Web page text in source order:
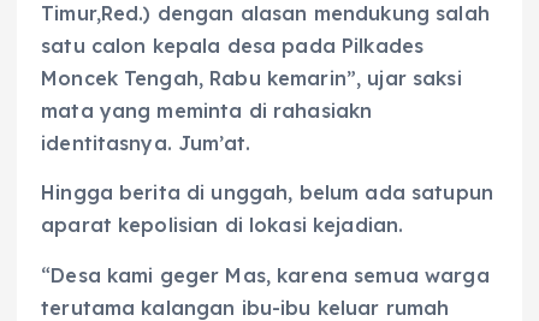
Timur,Red.) dengan alasan mendukung salah
satu calon kepala desa pada Pilkades
Moncek Tengah, Rabu kemarin”, ujar saksi
mata yang meminta di rahasiakn
identitasnya. Jum’at.
Hingga berita di unggah, belum ada satupun
aparat kepolisian di lokasi kejadian.
“Desa kami geger Mas, karena semua warga
terutama kalangan ibu-ibu keluar rumah